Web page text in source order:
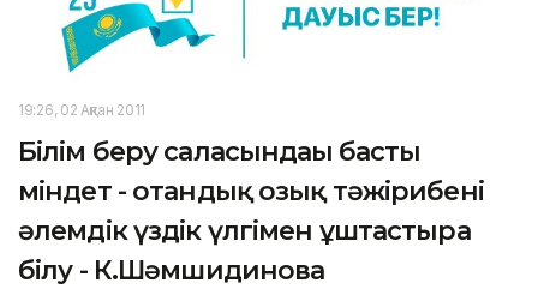
19:26, 02 Ақпан 2011
Білім беру саласындағы басты
міндет - отандық озық тәжірибені
әлемдік үздік үлгімен ұштастыра
білу - К.Шәмшидинова